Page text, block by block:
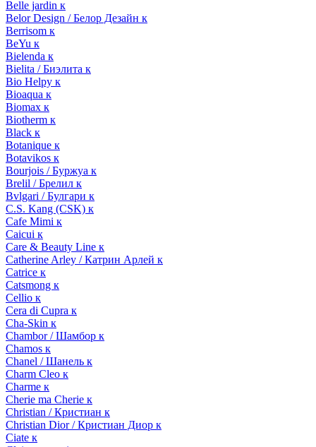
Belle jardin к
Belor Design / Белор Дезайн к
Berrisom к
BeYu к
Bielenda к
Bielita / Биэлита к
Bio Helpy к
Bioaqua к
Biomax к
Biotherm к
Black к
Botanique к
Botavikos к
Bourjois / Буржуа к
Brelil / Брелил к
Bvlgari / Булгари к
C.S. Kang (CSK) к
Cafe Mimi к
Caicui к
Care & Beauty Line к
Catherine Arley / Катрин Арлей к
Catrice к
Catsmong к
Cellio к
Cera di Cupra к
Cha-Skin к
Chambor / Шамбор к
Chamos к
Chanel / Шанель к
Charm Cleo к
Charme к
Cherie ma Cherie к
Christian / Кристиан к
Christian Dior / Кристиан Диор к
Ciate к